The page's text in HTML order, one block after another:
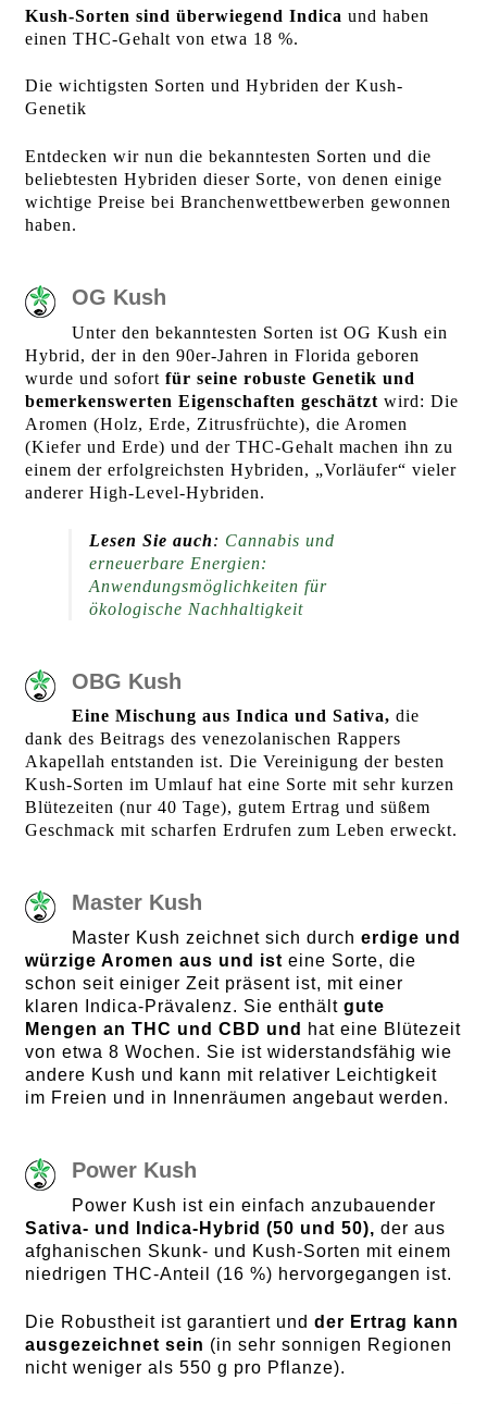
Kush-Sorten sind überwiegend Indica und haben
einen THC-Gehalt von etwa 18 %.
Die wichtigsten Sorten und Hybriden der Kush-
Genetik
Entdecken wir nun die bekanntesten Sorten und die
beliebtesten Hybriden dieser Sorte, von denen einige
wichtige Preise bei Branchenwettbewerben gewonnen
haben.
OG Kush
Unter den bekanntesten Sorten ist OG Kush ein
Hybrid, der in den 90er-Jahren in Florida geboren
wurde und sofort für seine robuste Genetik und
bemerkenswerten Eigenschaften geschätzt wird: Die
Aromen (Holz, Erde, Zitrusfrüchte), die Aromen
(Kiefer und Erde) und der THC-Gehalt machen ihn zu
einem der erfolgreichsten Hybriden, „Vorläufer“ vieler
anderer High-Level-Hybriden.
Lesen Sie auch: Cannabis und
erneuerbare Energien:
Anwendungsmöglichkeiten für
ökologische Nachhaltigkeit
OBG Kush
Eine Mischung aus Indica und Sativa, die
dank des Beitrags des venezolanischen Rappers
Akapellah entstanden ist. Die Vereinigung der besten
Kush-Sorten im Umlauf hat eine Sorte mit sehr kurzen
Blütezeiten (nur 40 Tage), gutem Ertrag und süßem
Geschmack mit scharfen Erdrufen zum Leben erweckt.
Master Kush
Master Kush zeichnet sich durch erdige und
würzige Aromen aus und ist eine Sorte, die
schon seit einiger Zeit präsent ist, mit einer
klaren Indica-Prävalenz. Sie enthält gute
Mengen an THC und CBD und
hat eine Blütezeit
von etwa 8 Wochen. Sie ist widerstandsfähig wie
andere Kush und kann mit relativer Leichtigkeit
im Freien und in Innenräumen angebaut werden.
Power Kush
Power Kush ist ein einfach anzubauender
Sativa- und Indica-Hybrid (50 und 50), der aus
afghanischen Skunk- und Kush-Sorten mit einem
niedrigen THC-Anteil (16 %) hervorgegangen ist.
Die Robustheit ist garantiert und der Ertrag kann
ausgezeichnet sein (in sehr sonnigen Regionen
nicht weniger als 550 g pro Pflanze).